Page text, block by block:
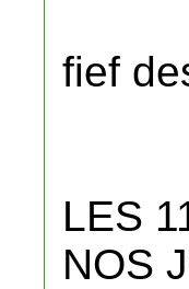
fief
LES
NOS